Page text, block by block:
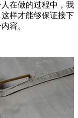
在做的过程中，我
样才能够保证接下
容。